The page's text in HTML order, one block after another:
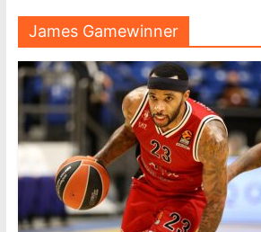
James Gamewinner